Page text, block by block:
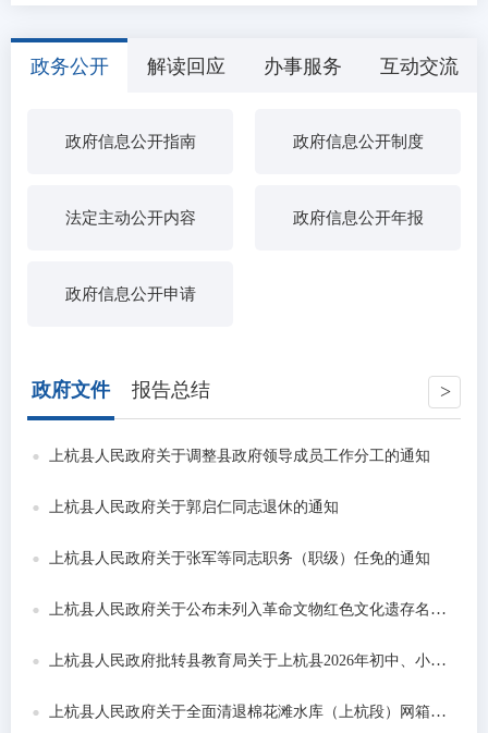
品产销对接活动展...
发布时间：2026-07-27
关于公开征求《水表、燃气表强制检定制度（征求意
发布时间：2026-07-21
中央层面整治形式主义为基层减负专项工作机制办公
发布时间：2026-07-15
农民工工资保证金返还公示（三）
县第十八批高校...
上杭县2026年度动物疫病强制免疫“先打后补”实施养
政务公开 解读回应 办事服务 互动交流
政府信息公开指南 政府信息公开制度
法定主动公开内容 政府信息公开年报
政府信息公开申请
政府文件 报告总结
上杭县人民政府关于调整县政府领导成员工作分工的通知
上杭县人民政府关于郭启仁同志退休的通知
上杭县人民政府关于张军等同志职务（职级）任免的通知
上杭县人民政府关于公布未列入革命文物红色文化遗存名录的通告
上杭县人民政府批转县教育局关于上杭县2026年初中、小学和城区公办幼儿园招生工作意...
上杭县人民政府关于全面清退棉花滩水库（上杭段）网箱养殖的通告